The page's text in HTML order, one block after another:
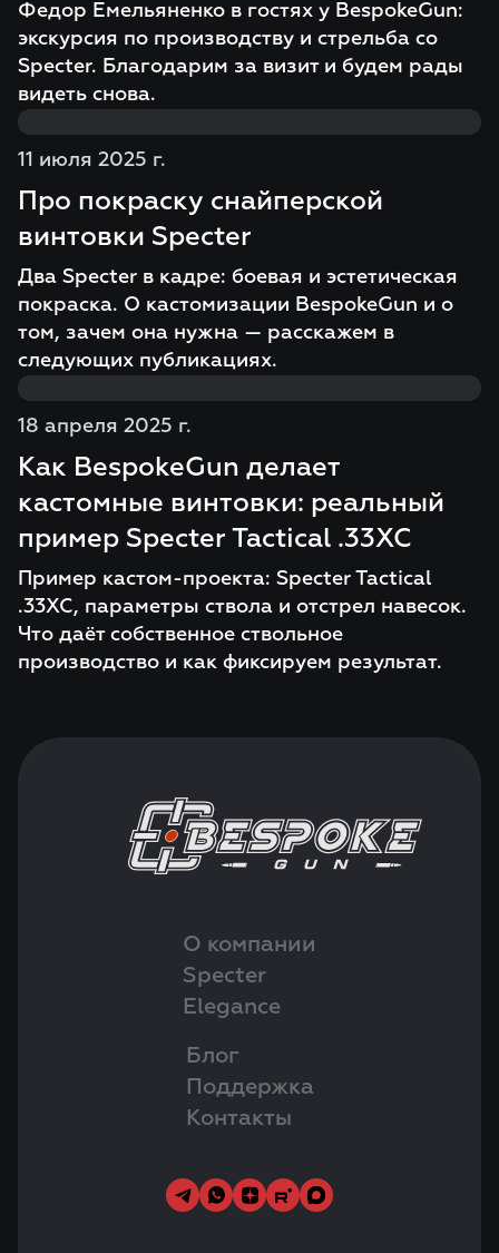
Федор Емельяненко в гостях у BespokeGun:
экскурсия по производству и стрельба со
Specter. Благодарим за визит и будем рады
видеть снова.
11 июля 2025 г.
Про покраску снайперской
винтовки Specter
Два Specter в кадре: боевая и эстетическая
покраска. О кастомизации BespokeGun и о
том, зачем она нужна — расскажем в
следующих публикациях.
18 апреля 2025 г.
Как BespokeGun делает
кастомные винтовки: реальный
пример Specter Tactical .33XC
Пример кастом-проекта: Specter Tactical
.33XC, параметры ствола и отстрел навесок.
Что даёт собственное ствольное
производство и как фиксируем результат.
О компании
Specter
Elegance
Блог
Поддержка
Контакты